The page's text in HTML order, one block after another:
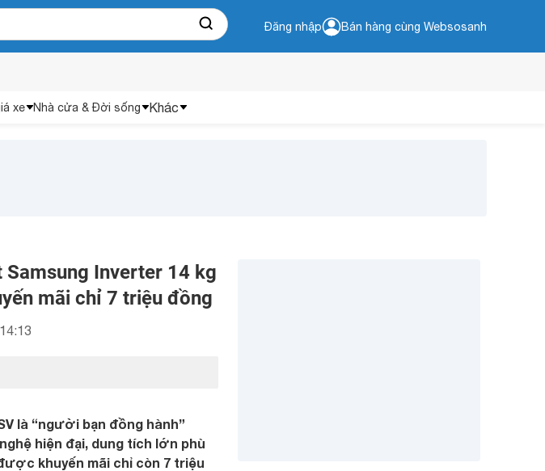
Đăng nhập Bán hàng cùng Websosanh
xe Nhà cửa & Đời sống Khác
Inverter 14 kg
mãi chỉ 7 triệu đồng
là “người bạn đồng hành”
hiện đại, dung tích lớn phù
khuyến mãi chỉ còn 7 triệu